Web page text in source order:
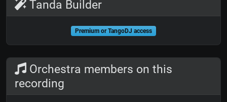
Tanda Builder
Premium or TangoDJ access
Orchestra members on this
recording